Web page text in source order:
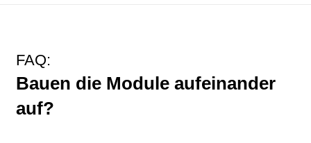
FAQ:
Bauen die Module aufeinander
auf?